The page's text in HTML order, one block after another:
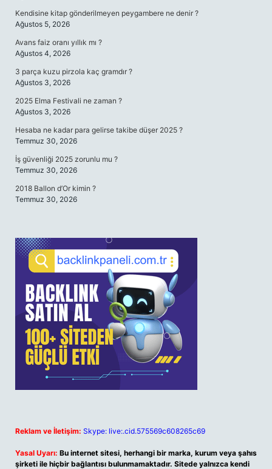
Kendisine kitap gönderilmeyen peygambere ne denir ?
Ağustos 5, 2026
Avans faiz oranı yıllık mı ?
Ağustos 4, 2026
3 parça kuzu pirzola kaç gramdır ?
Ağustos 3, 2026
2025 Elma Festivali ne zaman ?
Ağustos 3, 2026
Hesaba ne kadar para gelirse takibe düşer 2025 ?
Temmuz 30, 2026
İş güvenliği 2025 zorunlu mu ?
Temmuz 30, 2026
2018 Ballon d’Or kimin ?
Temmuz 30, 2026
Reklam ve İletişim: Skype: live:.cid.575569c608265c69
Yasal Uyarı: Bu internet sitesi, herhangi bir marka, kurum veya şahıs
şirketi ile hiçbir bağlantısı bulunmamaktadır. Sitede yalnızca kendi